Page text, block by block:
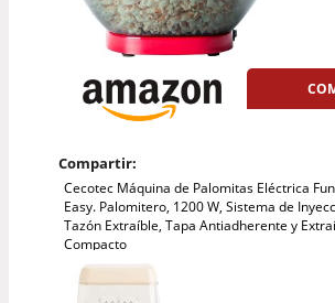
Compartir:
Cecotec Máquina de Palomitas Eléctrica
Easy. Palomitero, 1200 W, Sistema de
Tazón Extraíble, Tapa Antiadherente y
Compacto